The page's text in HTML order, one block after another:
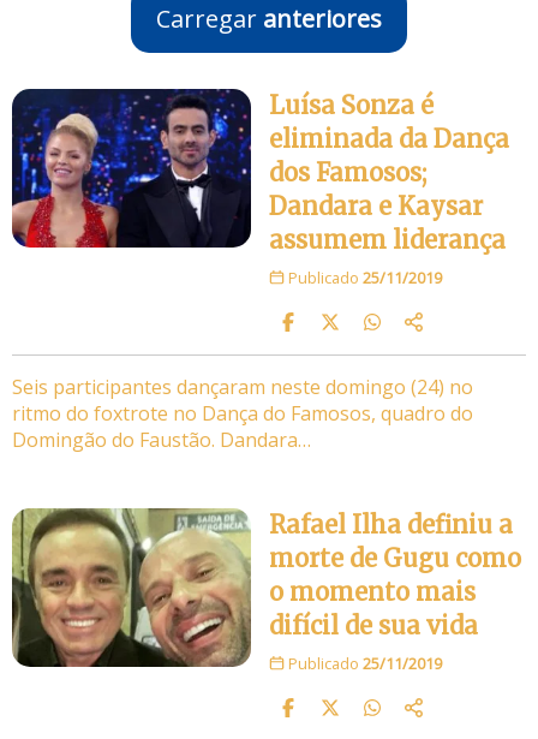
Carregar anteriores
Luísa Sonza é
eliminada da Dança
dos Famosos;
Dandara e Kaysar
assumem liderança
Publicado 25/11/2019
Seis participantes dançaram neste domingo (24) no
ritmo do foxtrote no Dança do Famosos, quadro do
Domingão do Faustão. Dandara…
Rafael Ilha definiu a
morte de Gugu como
o momento mais
difícil de sua vida
Publicado 25/11/2019